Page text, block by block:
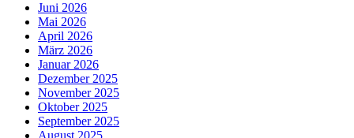
Juni 2026
Mai 2026
April 2026
März 2026
Januar 2026
Dezember 2025
November 2025
Oktober 2025
September 2025